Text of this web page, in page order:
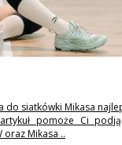
do siatkówki Mikasa
pomoże Ci
oraz Mikasa ..